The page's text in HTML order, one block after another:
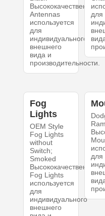
Высококачественный
Antennas
используется
для
индивидуального
внешнего
вида и
производительности.
для
Fog
Lights
OEM Style
Fog Lights
without
Switch;
Smoked
Высококачественный
Fog Lights
используется
для
индивидуального
внешнего
для